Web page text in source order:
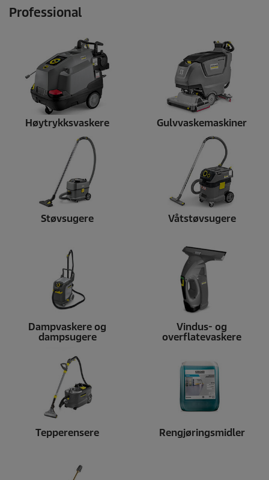
Professional
Høytrykksvaskere Gulvvaskemaskiner
Støvsugere Våtstøvsugere
Dampvaskere og
dampsugere
Vindus- og
overflatevaskere
Tepperensere Rengjøringsmidler